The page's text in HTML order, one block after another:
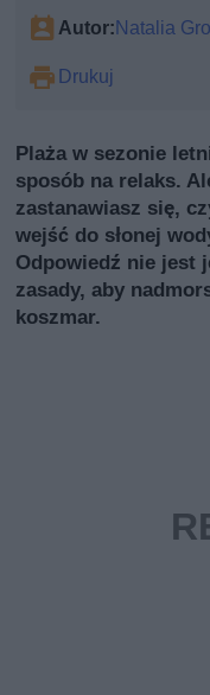
Autor:Natalia
Drukuj
Plaża w sezonie
sposób na relaks.
zastanawiasz się,
wejść do słonej
Odpowiedź nie jest
zasady, aby
koszmar.